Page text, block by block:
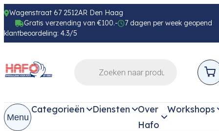
Wagenstraat 67 2512AR Den Haag
Gratis verzending van €100.-
7 dagen per week geopend
klantbeoordeling: 4.3/5
Menu
Categorieën Diensten
Over
Hafo
Workshops